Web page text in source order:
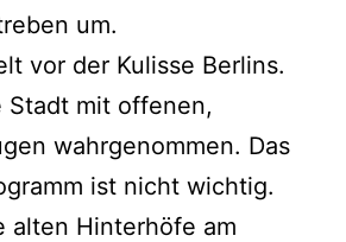
um.
vor der Kulisse Berlins.
Stadt mit offenen,
wahrgenommen. Das
ist nicht wichtig.
alten Hinterhöfe am